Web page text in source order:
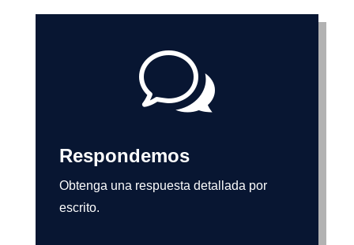
w
Respondemos
Obtenga una respuesta detallada por
escrito.